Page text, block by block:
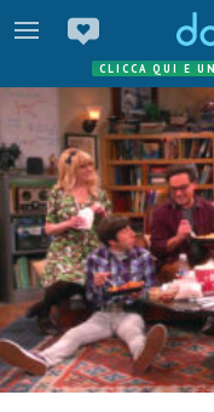
CLICCA QUI E